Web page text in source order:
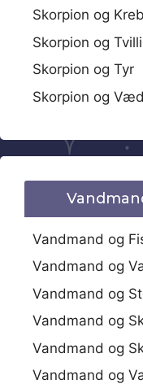
Skorpion og
Skorpion og
Skorpion og Tyr
Skorpion og
Vandmand og
Vandmand og
Vandmand og
Vandmand og
Vandmand og
Vandmand og